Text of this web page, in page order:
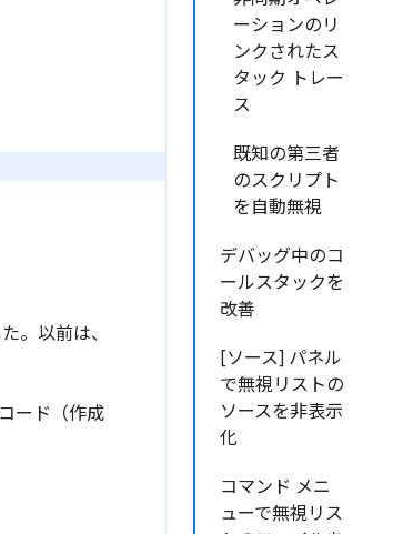
ーションのリ
ンクされたス
タック トレー
ス
既知の第三者
のスクリプト
を自動無視
デバッグ中のコ
ールスタックを
改善
[ソース] パネル
で無視リストの
ソースを非表示
化
コマンド メニ
ューで無視リス
。以前は、
ード（作成